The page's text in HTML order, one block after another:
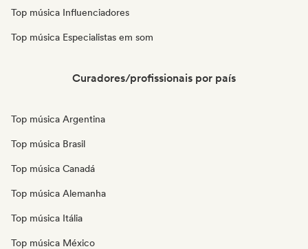
Top música Influenciadores
Top música Especialistas em som
Curadores/profissionais por país
Top música Argentina
Top música Brasil
Top música Canadá
Top música Alemanha
Top música Itália
Top música México